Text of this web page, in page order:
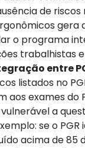
de riscos
gera
o programa
trabalhistas
entre
listados no
aos exames do
a
se o
acima de 85